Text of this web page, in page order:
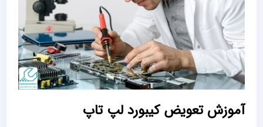
آموزش تعویض کیبورد لپ تاپ